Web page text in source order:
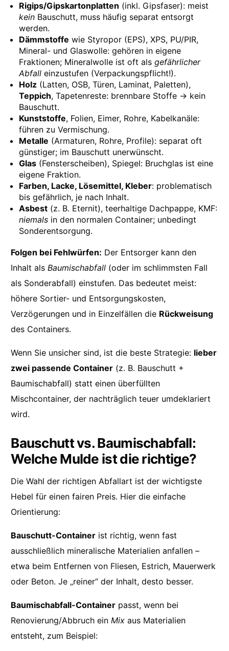
Rigips/Gipskartonplatten (inkl. Gipsfaser): meist
kein Bauschutt, muss häufig separat entsorgt
werden.
Dämmstoffe wie Styropor (EPS), XPS, PU/PIR,
Mineral- und Glaswolle: gehören in eigene
Fraktionen; Mineralwolle ist oft alsgefährlicher
Abfall einzustufen (Verpackungspflicht!).
Holz (Latten, OSB, Türen, Laminat, Paletten),
Teppich, Tapetenreste: brennbare Stoffe → kein
Bauschutt.
Kunststoffe, Folien, Eimer, Rohre, Kabelkanäle:
führen zu Vermischung.
Metalle (Armaturen, Rohre, Profile): separat oft
günstiger; im Bauschutt unerwünscht.
Glas (Fensterscheiben), Spiegel: Bruchglas ist eine
eigene Fraktion.
Farben, Lacke, Lösemittel, Kleber: problematisch
bis gefährlich, je nach Inhalt.
Asbest (z. B. Eternit), teerhaltige Dachpappe, KMF:
niemals in den normalen Container; unbedingt
Sonderentsorgung.
Folgen bei Fehlwürfen: Der Entsorger kann den
Inhalt alsBaumischabfall (oder im schlimmsten Fall
als Sonderabfall) einstufen. Das bedeutet meist:
höhere Sortier- und Entsorgungskosten,
Verzögerungen und in Einzelfällen die Rückweisung
des Containers.
Wenn Sie unsicher sind, ist die beste Strategie: lieber
zwei passende Container (z. B. Bauschutt +
Baumischabfall) statt einen überfüllten
Mischcontainer, der nachträglich teuer umdeklariert
wird.
Bauschutt vs. Baumischabfall:
Welche Mulde ist die richtige?
Die Wahl der richtigen Abfallart ist der wichtigste
Hebel für einen fairen Preis. Hier die einfache
Orientierung:
Bauschutt-Container ist richtig, wenn fast
ausschließlich mineralische Materialien anfallen –
etwa beim Entfernen von Fliesen, Estrich, Mauerwerk
oder Beton. Je „reiner“ der Inhalt, desto besser.
Baumischabfall-Container passt, wenn bei
Renovierung/Abbruch einMix aus Materialien
entsteht, zum Beispiel: